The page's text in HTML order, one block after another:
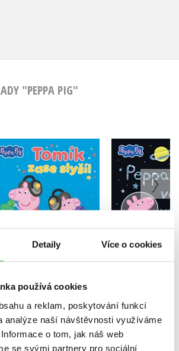
Detaily Více o cookies
používá cookies
a reklam, poskytování funkcí
analýze naší návštěvnosti využíváme
Informace o tom, jak náš web
se svými partnery pro sociální
"PEPPA PIG"
Peppa Pig - Tomík
zase slyší!
Kolektiv
Do košíku
199 Kč
159 Kč
Peppa